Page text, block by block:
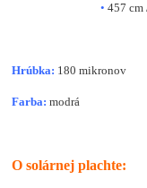
• 457 cm
Hrúbka: 180 mikronov
Farba: modrá
O solárnej plachte: